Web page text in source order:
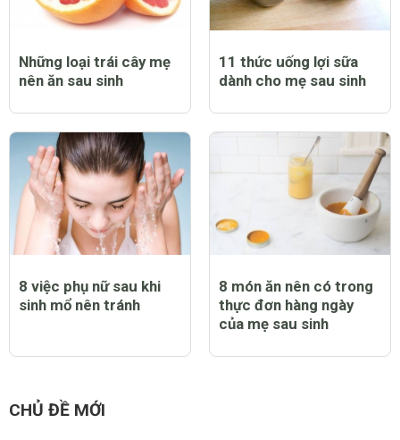
Những loại trái cây mẹ
nên ăn sau sinh
11 thức uống lợi sữa
dành cho mẹ sau sinh
8 việc phụ nữ sau khi
sinh mổ nên tránh
8 món ăn nên có trong
thực đơn hàng ngày
của mẹ sau sinh
CHỦ ĐỀ MỚI